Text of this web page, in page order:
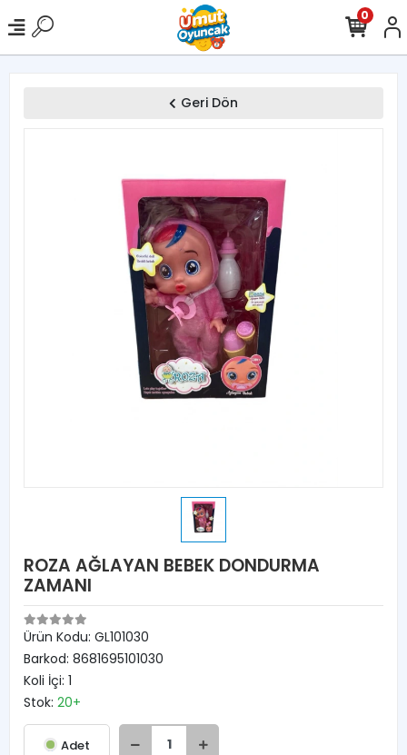
0
Geri Dön
ROZA AĞLAYAN BEBEK DONDURMA
ZAMANI
Ürün Kodu: GL101030
Barkod: 8681695101030
Koli İçi: 1
Stok: 20+
Adet